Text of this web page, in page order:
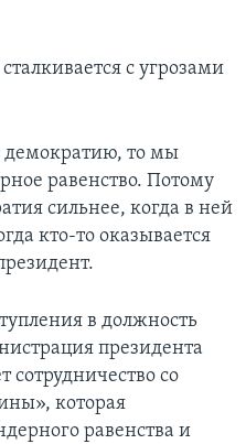
с угрозами
демократию, то мы
равенство. Потому
сильнее, когда в ней
кто-то оказывается
в должность
президента
сотрудничество со
которая
равенства и